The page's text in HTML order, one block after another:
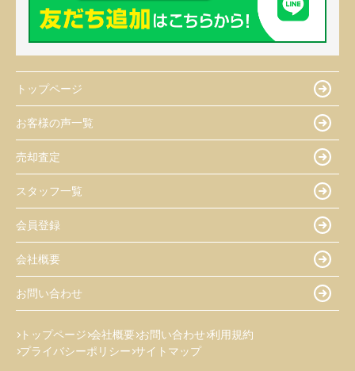
トップページ
お客様の声一覧
売却査定
スタッフ一覧
会員登録
会社概要
お問い合わせ
トップページ 会社概要 お問い合わせ 利用規約
プライバシーポリシー サイトマップ